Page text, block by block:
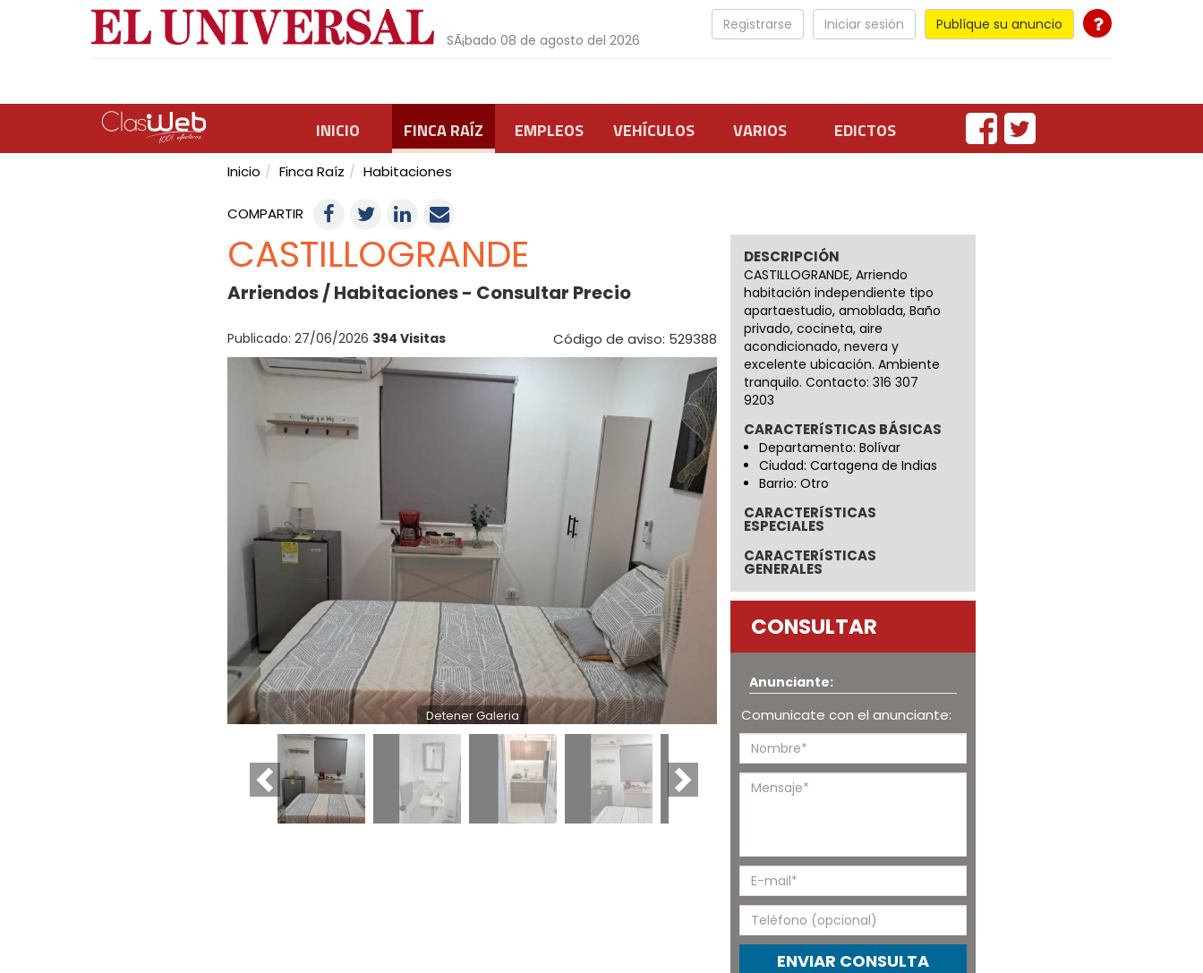
SÃ¡bado 08 de agosto del 2026
Publíque su anuncio
Iniciar sesión
Registrarse
INICIO FINCA RAÍZ EMPLEOS VEHÍCULOS VARIOS EDICTOS
Inicio Finca Raíz Habitaciones
COMPARTIR
CASTILLOGRANDE
Arriendos / Habitaciones - Consultar Precio
Publicado: 27/06/2026 394 Visitas Código de aviso: 529388
Detener Galeria
DESCRIPCIÓN
CASTILLOGRANDE, Arriendo
habitación independiente tipo
apartaestudio, amoblada, Baño
privado, cocineta, aire
acondicionado, nevera y
excelente ubicación. Ambiente
tranquilo. Contacto: 316 307
9203
CARACTERíSTICAS BÁSICAS
Departamento: Bolívar
Ciudad: Cartagena de Indias
Barrio: Otro
CARACTERíSTICAS
ESPECIALES
CARACTERíSTICAS
GENERALES
CONSULTAR
Anunciante:
Comunicate con el anunciante:
ENVIAR CONSULTA